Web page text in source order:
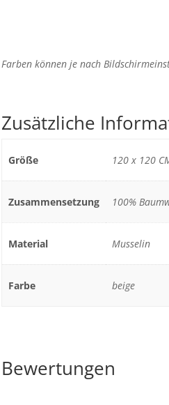
Farben können je nach
Zusätzliche
Größe 120 x 120
Zusammensetzung 100%
Material Musselin
Farbe beige
Bewertungen